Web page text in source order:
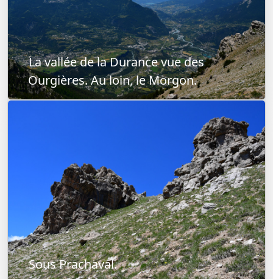
La vallée de la Durance vue des
Ourgières. Au loin, le Morgon.
Sous Prachaval.